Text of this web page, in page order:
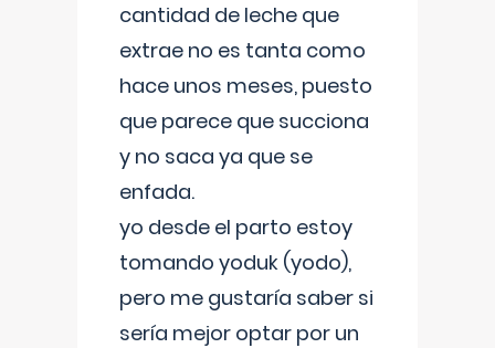
cantidad de leche que
extrae no es tanta como
hace unos meses, puesto
que parece que succiona
y no saca ya que se
enfada.
yo desde el parto estoy
tomando yoduk (yodo),
pero me gustaría saber si
sería mejor optar por un